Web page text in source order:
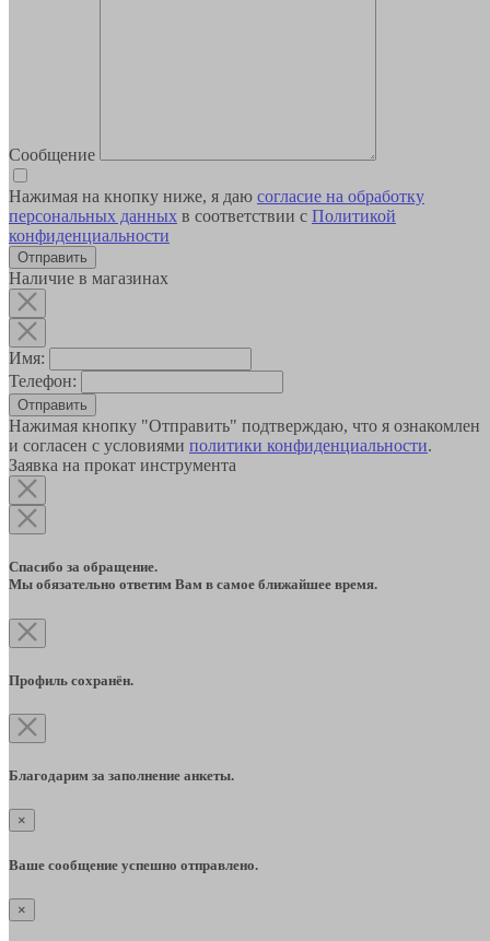
Сообщение
Нажимая на кнопку ниже, я даю согласие на обработку
персональных данных в соответствии с Политикой
конфиденциальности
Наличие в магазинах
Имя:
Телефон:
Отправить
Нажимая кнопку "Отправить" подтверждаю, что я ознакомлен
и согласен с условиями политики конфиденциальности.
Заявка на прокат инструмента
Спасибо за обращение.
Мы обязательно ответим Вам в самое ближайшее время.
Профиль сохранён.
Благодарим за заполнение анкеты.
×
Ваше сообщение успешно отправлено.
×